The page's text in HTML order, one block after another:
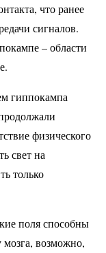
что ранее
сигналов.
– области
гиппокампа
физического
свет на
только
поля способны
мозга, возможно,